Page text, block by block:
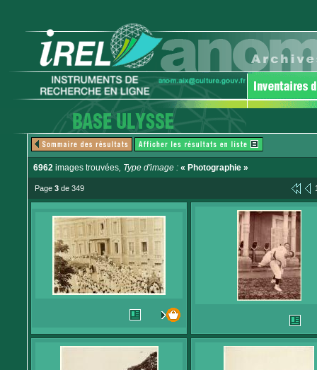
6962 images trouvées, Type d'image : « Photographie »
Page 3 de 349